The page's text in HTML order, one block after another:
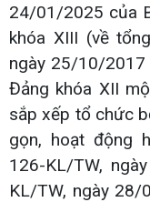
24/01/2025 của
khóa XIII (về
ngày 25/10/2017
Đảng khóa XII
sắp xếp tổ chức
gọn, hoạt động
126-KL/TW,
KL/TW, ngày